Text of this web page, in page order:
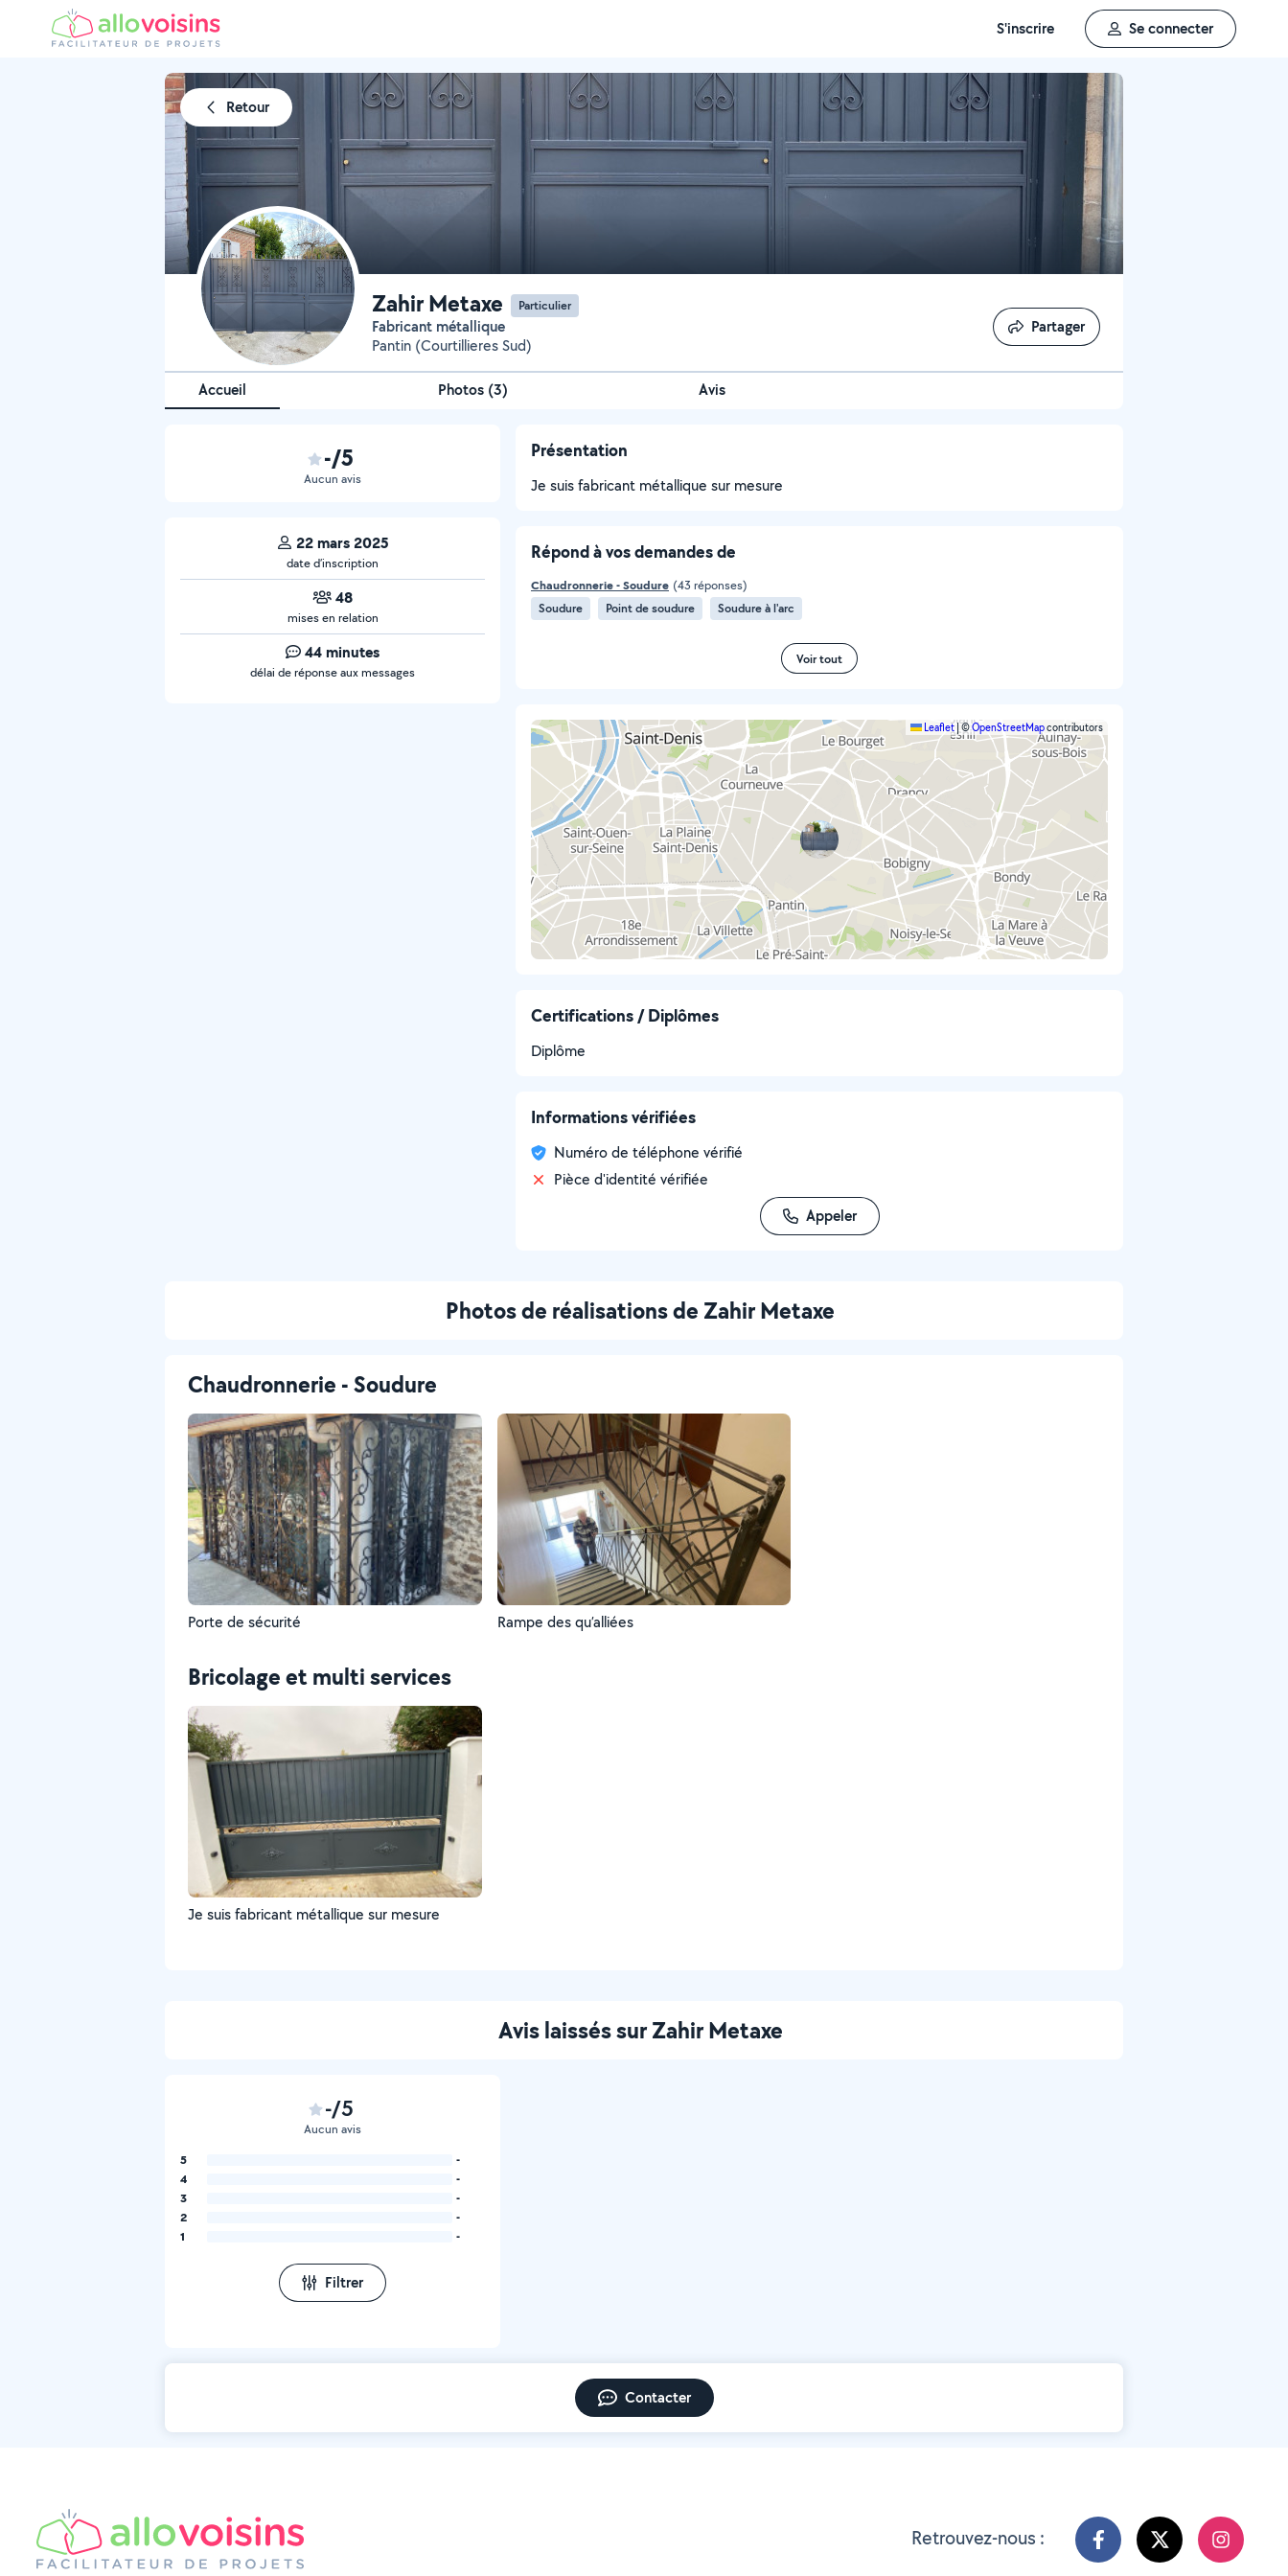
S'inscrire Se connecter
Retour
Zahir Metaxe Particulier
Fabricant métallique
Pantin (Courtillieres Sud)
Partager
Partager
Accueil Photos (3) Avis
-/5
Aucun avis
22 mars 2025
date d’inscription
48
mises en relation
44 minutes
délai de réponse aux messages
Présentation
Je suis fabricant métallique sur mesure
Répond à vos demandes de
Chaudronnerie - Soudure (43 réponses)
Soudure
Point de soudure Soudure à l'arc
Voir tout
Leaflet| ©OpenStreetMapcontributors
Certifications / Diplômes
Diplôme
Informations vérifiées
Numéro de téléphone vérifié
Pièce d'identité vérifiée
Appeler
Photos de réalisations de Zahir Metaxe
Chaudronnerie - Soudure
Porte de sécurité Rampe des qu’alliées
Bricolage et multi services
Je suis fabricant métallique sur mesure
Avis laissés sur Zahir Metaxe
-/5
Aucun avis
5
-
4
-
3
-
2
-
1
-
Filtrer
Contacter
Retrouvez-nous :